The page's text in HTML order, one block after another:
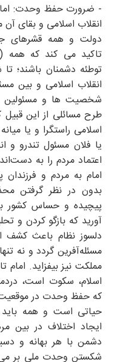
- ضرورت حفظ وحدت:
انقلاب اسلامی و بقای
دولت و همه قشرهای
تاکید می کند که همه
توطئه دشمنان باشند؛
انقلاب اسلامى و بین
شخصیت ها و مسئولین
طرح مسائلى از این
اسلامى راستگرا و یا
یا فلان مسئول تندرو و
اعتماد مردم را به
امام به مردم و فرزندان
بدون در نظر گرفتن
پیچیده و حساس کشور
آورید که بازگو کردن و
دلسوز نظام باعث کشف
مسئله‏‌آفرین گردد و نه
مملکت نیز بیفزاید.
اسلام، سکوت است،
که حفظ وحدت در موقعیت
حیاتی است و همه
ایجاد اختلاف در بین
دشمن با هر بهانه و
شکستن وحدت ملی بر می